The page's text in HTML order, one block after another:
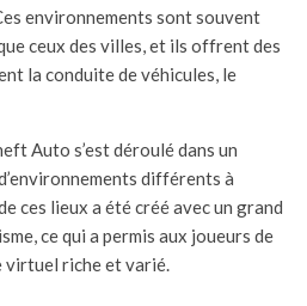
environnements sont souvent
ceux des villes, et ils offrent des
la conduite de véhicules, le
Auto s’est déroulé dans un
différents à
ces lieux a été créé avec un grand
ce qui a permis aux joueurs de
virtuel riche et varié.